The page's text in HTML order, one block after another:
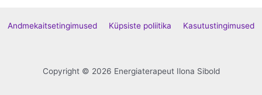
Andmekaitsetingimused Küpsiste poliitika Kasutustingimused
Copyright © 2026 Energiaterapeut Ilona Sibold